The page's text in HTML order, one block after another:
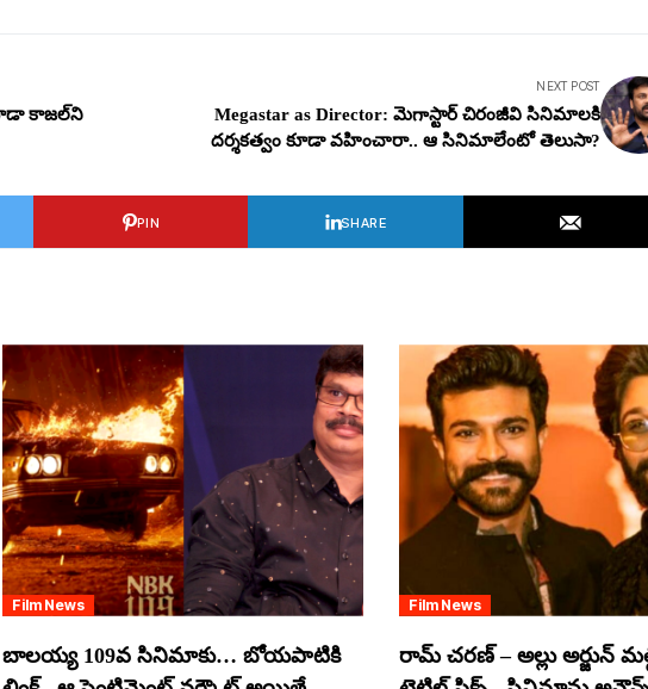
కాజ‌ల్‌ని
NEXT POST
Megastar as Director: మెగాస్టార్ చిరంజీవి సినిమాల‌కి
ద‌ర్శ‌క‌త్వం కూడా వ‌హించారా.. ఆ సినిమాలేంటో తెలుసా?
PIN SHARE
Film News
బాలయ్య 109వ సినిమాకు… బోయపాటికి
Film News
రామ్ చరణ్ – అల్లు అర్జున్